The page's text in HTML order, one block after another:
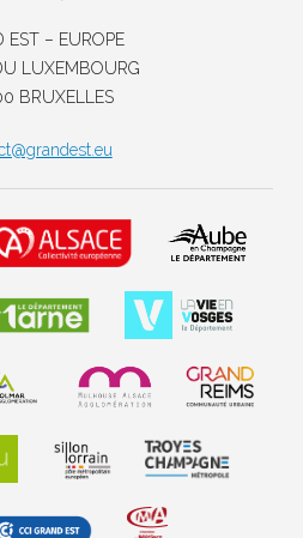
EST – EUROPE
LUXEMBOURG
BRUXELLES